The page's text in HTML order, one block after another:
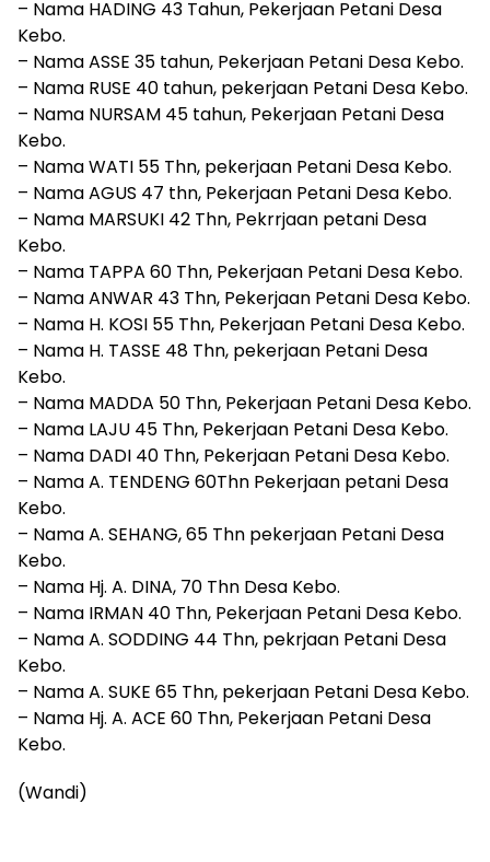
– Nama HADING 43 Tahun, Pekerjaan Petani Desa
Kebo.
– Nama ASSE 35 tahun, Pekerjaan Petani Desa Kebo.
– Nama RUSE 40 tahun, pekerjaan Petani Desa Kebo.
– Nama NURSAM 45 tahun, Pekerjaan Petani Desa
Kebo.
– Nama WATI 55 Thn, pekerjaan Petani Desa Kebo.
– Nama AGUS 47 thn, Pekerjaan Petani Desa Kebo.
– Nama MARSUKI 42 Thn, Pekrrjaan petani Desa
Kebo.
– Nama TAPPA 60 Thn, Pekerjaan Petani Desa Kebo.
– Nama ANWAR 43 Thn, Pekerjaan Petani Desa Kebo.
– Nama H. KOSI 55 Thn, Pekerjaan Petani Desa Kebo.
– Nama H. TASSE 48 Thn, pekerjaan Petani Desa
Kebo.
– Nama MADDA 50 Thn, Pekerjaan Petani Desa Kebo.
– Nama LAJU 45 Thn, Pekerjaan Petani Desa Kebo.
– Nama DADI 40 Thn, Pekerjaan Petani Desa Kebo.
– Nama A. TENDENG 60Thn Pekerjaan petani Desa
Kebo.
– Nama A. SEHANG, 65 Thn pekerjaan Petani Desa
Kebo.
– Nama Hj. A. DINA, 70 Thn Desa Kebo.
– Nama IRMAN 40 Thn, Pekerjaan Petani Desa Kebo.
– Nama A. SODDING 44 Thn, pekrjaan Petani Desa
Kebo.
– Nama A. SUKE 65 Thn, pekerjaan Petani Desa Kebo.
– Nama Hj. A. ACE 60 Thn, Pekerjaan Petani Desa
Kebo.
(Wandi)